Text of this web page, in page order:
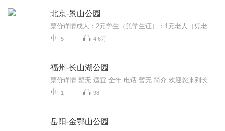
北京-景山公园
5 4.6万
福州-长山湖公园
1 98
岳阳-金鄂山公园